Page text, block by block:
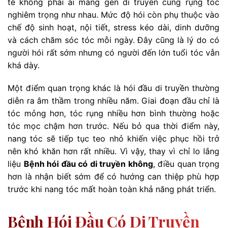
nghiêm trọng như nhau. Mức độ hói còn phụ thuộc vào
chế độ sinh hoạt, nội tiết, stress kéo dài, dinh dưỡng
và cách chăm sóc tóc mỗi ngày. Đây cũng là lý do có
người hói rất sớm nhưng có người đến lớn tuổi tóc vẫn
khá dày.
Một điểm quan trọng khác là hói đầu di truyền thường
diễn ra âm thầm trong nhiều năm. Giai đoạn đầu chỉ là
tóc mỏng hơn, tóc rụng nhiều hơn bình thường hoặc
tóc mọc chậm hơn trước. Nếu bỏ qua thời điểm này,
nang tóc sẽ tiếp tục teo nhỏ khiến việc phục hồi trở
nên khó khăn hơn rất nhiều. Vì vậy, thay vì chỉ lo lắng
liệu Bệnh hói đầu có di truyền không, điều quan trọng
hơn là nhận biết sớm để có hướng can thiệp phù hợp
trước khi nang tóc mất hoàn toàn khả năng phát triển.
Bệnh Hói Đầu Có Di Truyền